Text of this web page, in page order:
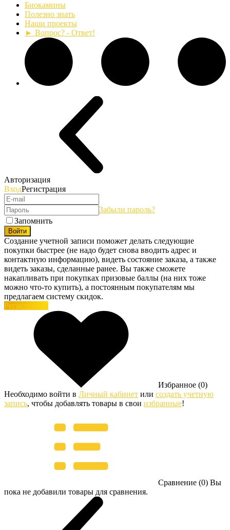
Биокамины
Полезно знать
Наши проекты
► Вопрос? - Ответ!
Авторизация
ВходРегистрация
Забыли пароль?
Запомнить
Войти
Создание учетной записи поможет делать следующие
покупки быстрее (не надо будет снова вводить адрес и
контактную информацию), видеть состояние заказа, а также
видеть заказы, сделанные ранее. Вы также сможете
накапливать при покупках призовые баллы (на них тоже
можно что-то купить), а постоянным покупателям мы
предлагаем систему скидок.
Регистрация
Избранное (0)
Необходимо войти в Личный кабинет или создать учетную
запись, чтобы добавлять товары в свои избранные!
Сравнение (0) Вы
пока не добавили товары для сравнения.